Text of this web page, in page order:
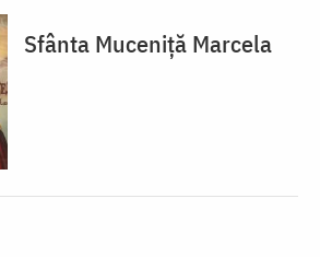
Sfânta Muceniță Marcela